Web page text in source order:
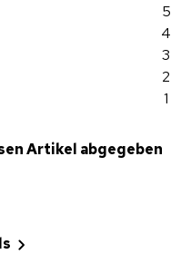
5
4
3
2
1
Artikel abgegeben